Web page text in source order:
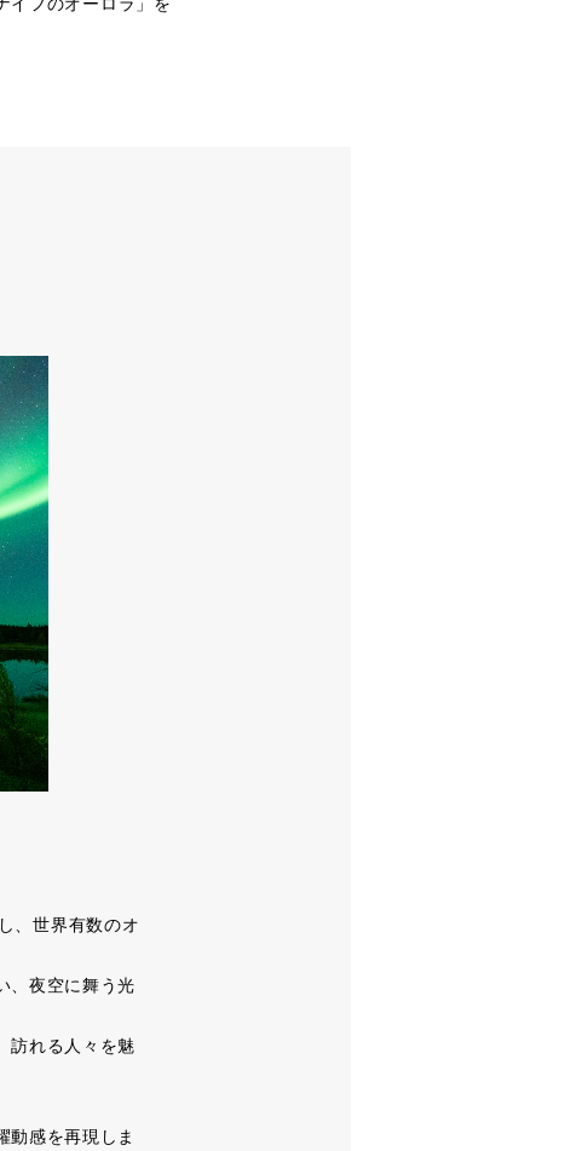
イフのオーロラ」を
、世界有数のオ
、夜空に舞う光
訪れる人々を魅
動感を再現しま